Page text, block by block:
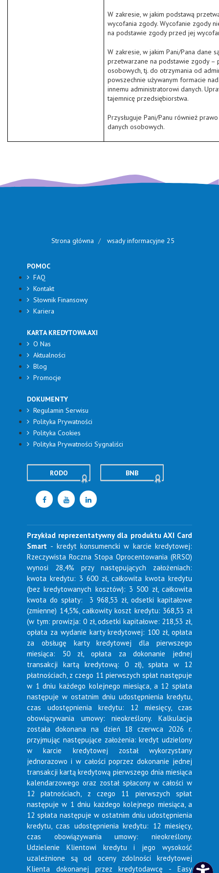
W zakresie, w jakim podstawą
wycofania zgody. Wycofanie zgody
na podstawie zgody przed jej
W zakresie, w jakim Pani/Pana dane
przetwarzane na podstawie zgody –
osobowych, tj. do otrzymania od
powszechnie używanym formacie
innemu administratorowi danych.
tajemnicę przedsiębiorstwa.
Przysługuje Pani/Panu również
danych osobowych.
Strona główna wsady informacyjne 25
POMOC
FAQ
Kontakt
Słownik Finansowy
Kariera
KARTA KREDYTOWA AXI
O Nas
Aktualności
Blog
Promocje
DOKUMENTY
Regulamin Serwisu
Polityka Prywatności
Polityka Cookies
Polityka Prywatności Sygnaliści
RODO BNB
Przykład reprezentatywny dla produktu AXI Card
Smart - kredyt konsumencki w karcie kredytowej:
Rzeczywista Roczna Stopa Oprocentowania (RRSO)
wynosi 28,4% przy następujących założeniach:
kwota kredytu: 3 600 zł, całkowita kwota kredytu
(bez kredytowanych kosztów): 3 500 zł, całkowita
kwota do spłaty: 3 968,53 zł, odsetki kapitałowe
(zmienne) 14,5%, całkowity koszt kredytu: 368,53 zł
(w tym: prowizja: 0 zł, odsetki kapitałowe: 218,53 zł,
opłata za wydanie karty kredytowej: 100 zł, opłata
za obsługę karty kredytowej dla pierwszego
miesiąca: 50 zł, opłata za dokonanie jednej
transakcji kartą kredytową: 0 zł), spłata w 12
płatnościach, z czego 11 pierwszych spłat następuje
w 1 dniu każdego kolejnego miesiąca, a 12 spłata
następuje w ostatnim dniu udostępnienia kredytu,
czas udostępnienia kredytu: 12 miesięcy, czas
obowiązywania umowy: nieokreślony. Kalkulacja
została dokonana na dzień 18 czerwca 2026 r.
przyjmując następujące założenia: kredyt udzielony
w karcie kredytowej został wykorzystany
jednorazowo i w całości poprzez dokonanie jednej
transakcji kartą kredytową pierwszego dnia miesiąca
kalendarzowego oraz został spłacony w całości w
12 płatnościach, z czego 11 pierwszych spłat
następuje w 1 dniu każdego kolejnego miesiąca, a
12 spłata następuje w ostatnim dniu udostępnienia
kredytu, czas udostępnienia kredytu: 12 miesięcy,
czas obowiązywania umowy: nieokreślony.
Udzielenie Klientowi kredytu i jego wysokość
uzależnione są od oceny zdolności kredytowej
Klienta dokonanej przez kredytodawcę - Easy